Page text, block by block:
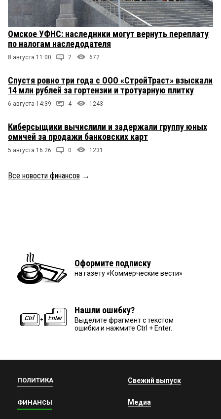
Омское УФНС: наследники могут вернуть переплату
по налогам наследодателя
8 августа 11:00 2 672
Спустя ровно три года с ООО «СтройТраст» взыскали
14 млн рублей за гортензии и тротуарную плитку
6 августа 14:39 4 1243
Киберсыщики вычислили и задержали группу юных
омичей за продажи банковских карт
5 августа 16:26 0 1231
Все новости финансов →
Оформите подписку
на газету «Коммерческие вести»
Нашли ошибку?
Выделите фрагмент с текстом
ошибки и нажмите Ctrl + Enter.
ПОЛИТИКА
ФИНАНСЫ
Свежий выпуск
Медиа